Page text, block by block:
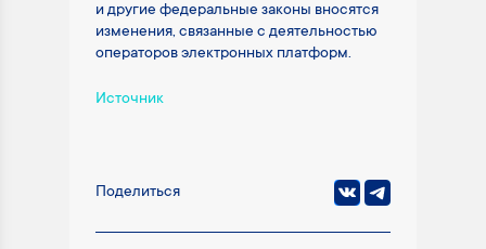
и другие федеральные законы вносятся
изменения, связанные с деятельностью
операторов электронных платформ.
Источник
Поделиться